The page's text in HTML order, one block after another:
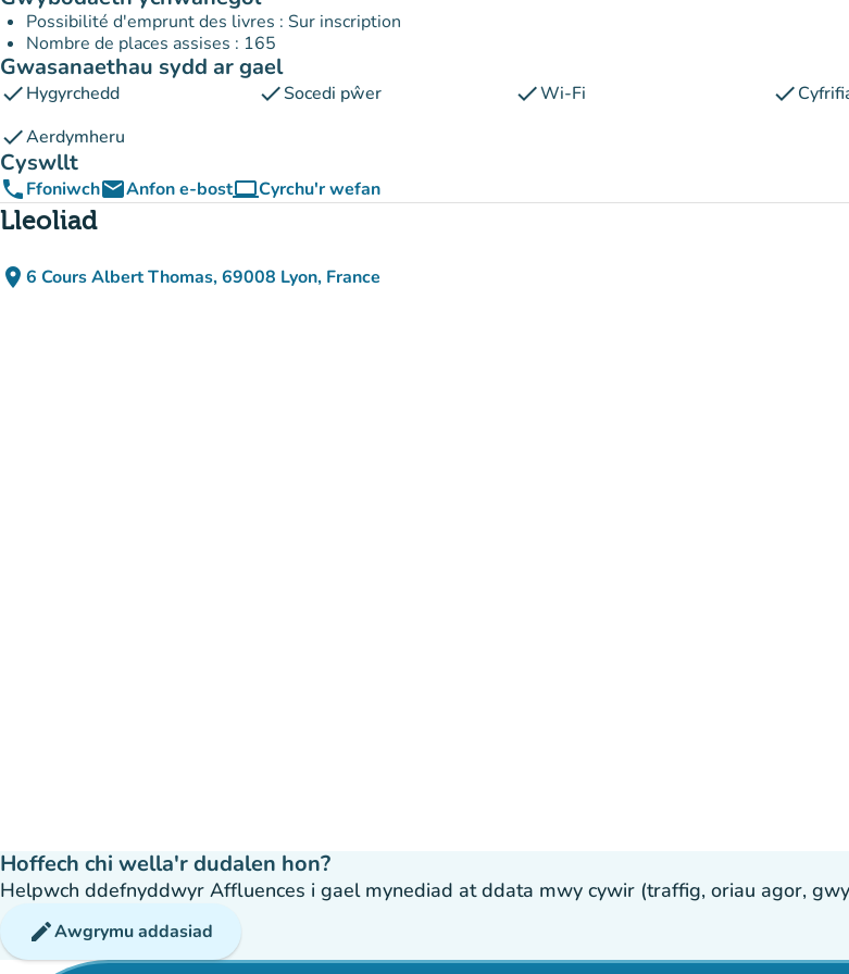
Possibilité d'emprunt des livres : Sur inscription
Nombre de places assises : 165
Gwasanaethau sydd ar gael
checkHygyrchedd checkSocedi pŵer checkWi-Fi check
checkAerdymheru
Cyswllt
phoneFfoniwchemailAnfon e-bostcomputerCyrchu'r wefan
(tab newydd)
Lleoliad
place 6 Cours Albert Thomas, 69008 Lyon, France
(agor yn Google Maps)
(tab newydd)
Hoffech chi wella'r dudalen hon?
Helpwch ddefnyddwyr Affluences i gael mynediad at ddata mwy cywir (traffig, oriau agor,
editAwgrymu addasiad